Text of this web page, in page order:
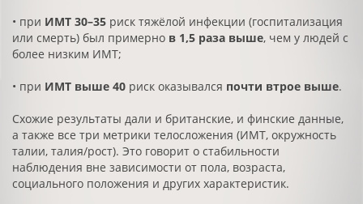
• при ИМТ 30–35 риск тяжёлой инфекции (госпитализация
или смерть) был примерно в 1,5 раза выше, чем у людей с
более низким ИМТ;
• при ИМТ выше 40 риск оказывался почти втрое выше.
Схожие результаты дали и британские, и финские данные,
а также все три метрики телосложения (ИМТ, окружность
талии, талия/рост). Это говорит о стабильности
наблюдения вне зависимости от пола, возраста,
социального положения и других характеристик.